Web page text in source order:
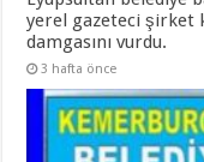
yerel gazeteci şirket
damgasını vurdu.
3 hafta önce